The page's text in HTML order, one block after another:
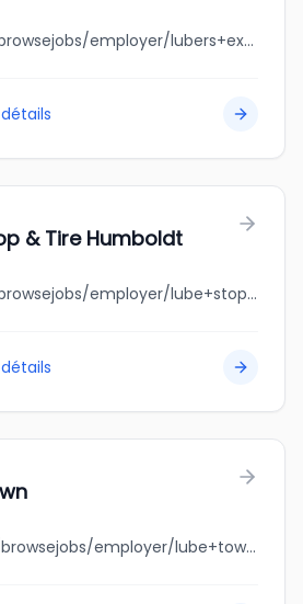
jobbank.gc.ca/browsejobs/employer/lubers+express+oil+change/ca
& Tire Humboldt
jobbank.gc.ca/browsejobs/employer/lube+stop+%26+tire+humboldt/ca
jobbank.gc.ca/browsejobs/employer/lube+town/ca